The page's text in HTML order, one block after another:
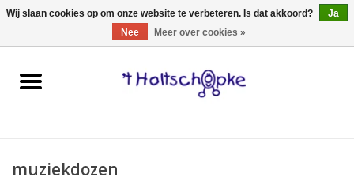
0 Artikelen - €0,00
Home
spellen
muziekdozen
Wij slaan cookies op om onze website te verbeteren. Is dat akkoord?
Ja
Nee
Meer over cookies »